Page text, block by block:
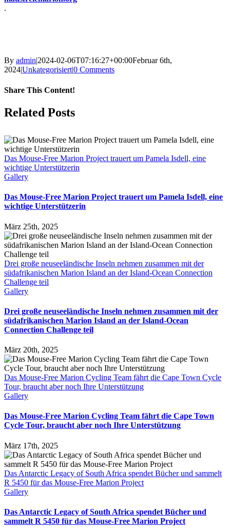
.
By admin|2024-02-06T07:16:27+00:00Februar 6th,
2024|Unkategorisiert|0 Comments
Share This Content!
Facebook
X
LinkedIn
WhatsApp
Tumblr
Pinterest
Email
Related Posts
Das Mouse-Free Marion Project trauert um Pamela Isdell, eine
wichtige Unterstützerin
Gallery
Das Mouse-Free Marion Project trauert um Pamela Isdell, eine
wichtige Unterstützerin
März 25th, 2025
Drei große neuseeländische Inseln nehmen zusammen mit der
südafrikanischen Marion Island an der Island-Ocean Connection
Challenge teil
Gallery
Drei große neuseeländische Inseln nehmen zusammen mit der
südafrikanischen Marion Island an der Island-Ocean
Connection Challenge teil
März 20th, 2025
Das Mouse-Free Marion Cycling Team fährt die Cape Town Cycle
Tour, braucht aber noch Ihre Unterstützung
Gallery
Das Mouse-Free Marion Cycling Team fährt die Cape Town
Cycle Tour, braucht aber noch Ihre Unterstützung
März 17th, 2025
Das Antarctic Legacy of South Africa spendet Bücher und sammelt
R 5450 für das Mouse-Free Marion Project
Gallery
Das Antarctic Legacy of South Africa spendet Bücher und
sammelt R 5450 für das Mouse-Free Marion Project